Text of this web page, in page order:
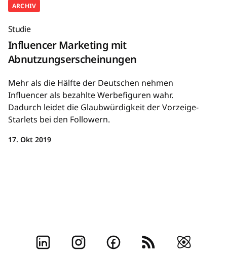
ARCHIV
Studie
Influencer Marketing mit
Abnutzungserscheinungen
Mehr als die Hälfte der Deutschen nehmen
Influencer als bezahlte Werbefiguren wahr.
Dadurch leidet die Glaubwürdigkeit der Vorzeige-
Starlets bei den Followern.
17. Okt 2019